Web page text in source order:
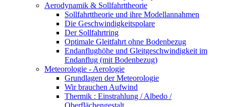
Aerodynamik & Sollfahrttheorie
Sollfahrttheorie und ihre Modellannahmen
Die Geschwindigkeitspolare
Der Sollfahrtring
Optimale Gleitfahrt ohne Bodenbezug
Endanflughöhe und Gleitgeschwindigkeit im
Endanflug (mit Bodenbezug)
Meteorologie - Aerologie
Grundlagen der Meteorologie
Wir brauchen Aufwind
Thermik : Einstrahlung / Albedo /
Oberflächengestalt